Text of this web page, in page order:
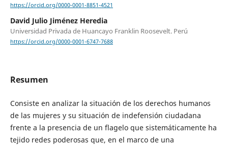
https://orcid.org/0000-0001-8851-4521
David Julio Jiménez Heredia
Universidad Privada de Huancayo Franklin Roosevelt. Perú
https://orcid.org/0000-0001-6747-7688
Resumen
Consiste en analizar la situación de los derechos humanos
de las mujeres y su situación de indefensión ciudadana
frente a la presencia de un flagelo que sistemáticamente ha
tejido redes poderosas que, en el marco de una